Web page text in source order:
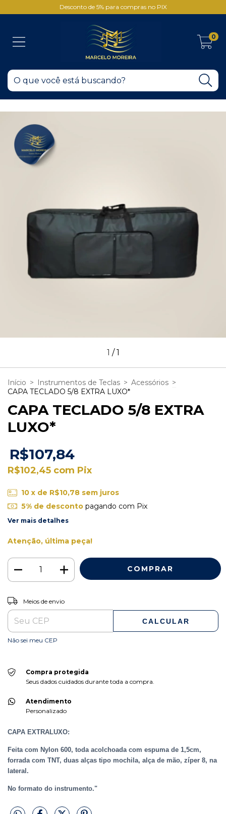
Desconto de 5% para compras no PIX
0
1 /1
Início > Instrumentos de Teclas > Acessórios >
CAPA TECLADO 5/8 EXTRA LUXO*
CAPA TECLADO 5/8 EXTRA
LUXO*
R$107,84
R$102,45 com Pix
10 x de R$10,78 sem juros
5% de descontopagando com Pix
Ver mais detalhes
Atenção, última peça!
Entregas para o CEP:
Meios de envio
CALCULAR
Não sei meu CEP
Compra protegida
Seus dados cuidados durante toda a compra.
Atendimento
Personalizado
CAPA EXTRALUXO:
Feita com Nylon 600, toda acolchoada com espuma de 1,5cm,
forrada com TNT, duas alças tipo mochila, alça de mão, zíper 8, na
lateral.
No formato do instrumento."